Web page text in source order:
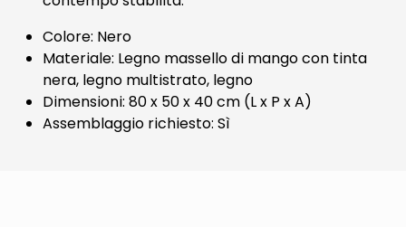
Colore: Nero
Materiale: Legno massello di mango con tinta
nera, legno multistrato, legno
Dimensioni: 80 x 50 x 40 cm (L x P x A)
Assemblaggio richiesto: Sì